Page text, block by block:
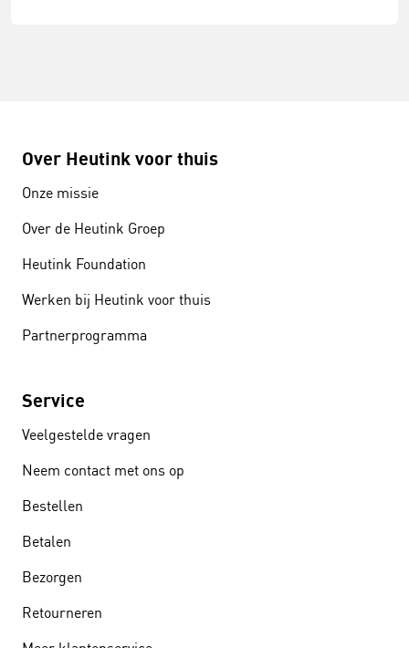
Over Heutink voor thuis
Onze missie
Over de Heutink Groep
Heutink Foundation
Werken bij Heutink voor thuis
Partnerprogramma
Service
Veelgestelde vragen
Neem contact met ons op
Bestellen
Betalen
Bezorgen
Retourneren